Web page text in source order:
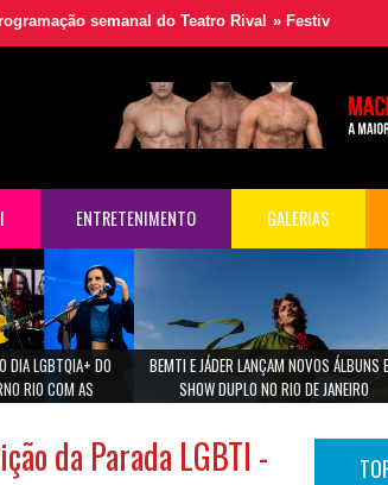
do Teatro Rival »Festival Musimagem reúne
ENTRETENIMENTO GALERIAS
DIA LGBTQIA+ DO
RIO COM AS
BEMTI E JÁDER LANÇAM NOVOS ÁLBUNS
SHOW DUPLO NO RIO DE JANEIRO
da Parada LGBTI -